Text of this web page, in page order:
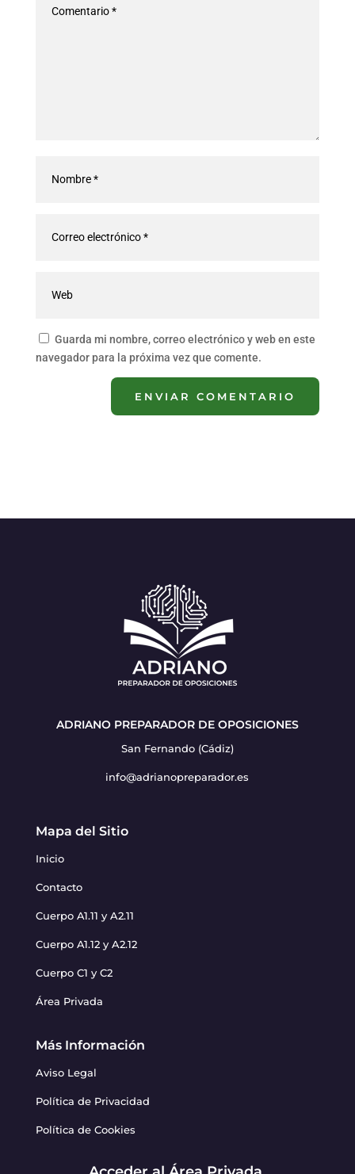
Guarda mi nombre, correo electrónico y web en este
navegador para la próxima vez que comente.
ENVIAR COMENTARIO
ADRIANO PREPARADOR DE OPOSICIONES
San Fernando (Cádiz)
info@adrianopreparador.es
Mapa del Sitio
Inicio
Contacto
Cuerpo A1.11 y A2.11
Cuerpo A1.12 y A2.12
Cuerpo C1 y C2
Área Privada
Más Información
Aviso Legal
Política de Privacidad
Política de Cookies